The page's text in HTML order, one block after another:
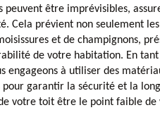
peuvent être imprévisibles,
Cela prévient non seulement
et de champignons,
de votre habitation. En tant
engageons à utiliser des
pour garantir la sécurité et la
votre toit être le point faible de